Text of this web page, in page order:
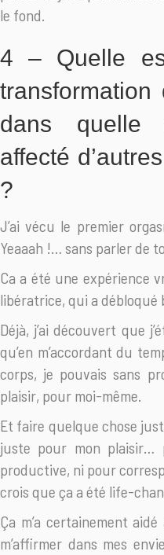
le fond.
4 – Quelle
dans quelle
affecté
?
J’ai vécu le premier
Yeaaah !… sans parler de
Ca a été une expérience
libératrice, qui a débloqué
Déjà, j’ai découvert que
qu’en m’accordant du
corps, je pouvais sans
plaisir, pour moi-même.
Et faire quelque chose
juste pour mon plaisir…
productive, ni pour
crois que ça a été life-
Ça m’a certainement
m’affirmer dans mes